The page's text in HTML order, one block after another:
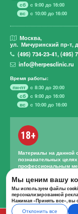
сб
с 9:00 до 16:00
вс
с 10:00 до 16:00
Москва,
ул. Мичуринский пр-т,
(495)734-23-41,(495)
info@herpesclinic.ru
Время работы:
пн-пт
с 8:30 до 20:00
сб
с 9:00 до 16:00
вс
с 10:00 до 16:00
18+
Материалы на данной
познавательных
профессиональным
Правильное лечение и
проводиться только
проведенной
Мы ценим вашу
Мы используем файлы
персонализированной
Нажимая «Принять все», вы
Отклонить все